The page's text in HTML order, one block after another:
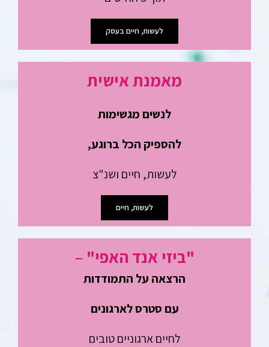
לעשות, חיים בעסק
מאמנת אישית
לנשים מגשימות
להספיק הכל ברוגע,
לעשות, חיים ושנ"צ
לעשות, חיים
"ביזי אנד האפי" –
הרצאה על התמודדות
עם סטרס לארגונים
לחיים ארגוניים טובים